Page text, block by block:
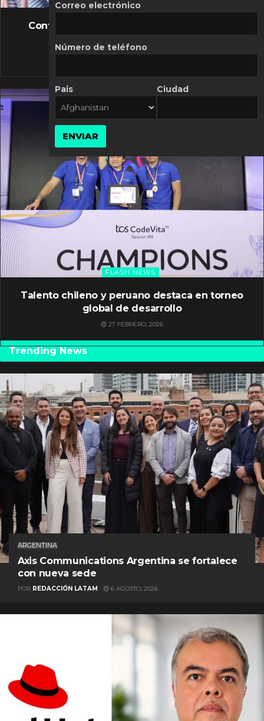
FLASH NEWS
Controversia de Mercado Libre por costos
10 MARZO, 2026
FLASH NEWS
Talento chileno y peruano destaca en torneo
global de desarrollo
27 FEBRERO, 2026
Trending News
ARGENTINA
Axis Communications Argentina se fortalece
con nueva sede
POR REDACCIÓN LATAM 6 AGOSTO, 2026
Correo electrónico
Número de teléfono
Pais Ciudad
ENVIAR